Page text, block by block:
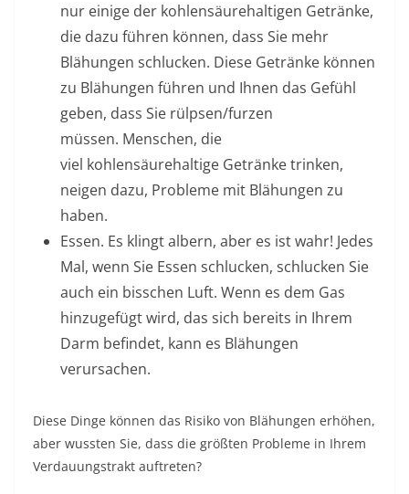
nur einige der kohlensäurehaltigen Getränke,
die dazu führen können, dass Sie mehr
Blähungen schlucken. Diese Getränke können
zu Blähungen führen und Ihnen das Gefühl
geben, dass Sie rülpsen/furzen
müssen. Menschen, die
viel kohlensäurehaltige Getränke trinken,
neigen dazu, Probleme mit Blähungen zu
haben.
Essen. Es klingt albern, aber es ist wahr! Jedes
Mal, wenn Sie Essen schlucken, schlucken Sie
auch ein bisschen Luft. Wenn es dem Gas
hinzugefügt wird, das sich bereits in Ihrem
Darm befindet, kann es Blähungen
verursachen.
Diese Dinge können das Risiko von Blähungen erhöhen,
aber wussten Sie, dass die größten Probleme in Ihrem
Verdauungstrakt auftreten?